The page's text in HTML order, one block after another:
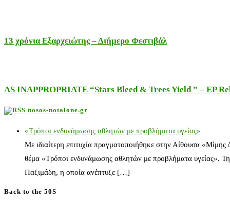
13 χρόνια Εξαρχειώτης – Διήμερο Φεστιβάλ
AS INAPPROPRIATE “Stars Bleed & Trees Yield ” – EP
nosos-notalone.gr
«Τρόποι ενδυνάμωσης αθλητών με προβλήματα υγείας»
Με ιδιαίτερη επιτυχία πραγματοποιήθηκε στην Αίθουσα
θέμα «Τρόποι ενδυνάμωσης αθλητών με προβλήματα υγείας».
Παξιμάδη, η οποία ανέπτυξε […]
Back to the 50S